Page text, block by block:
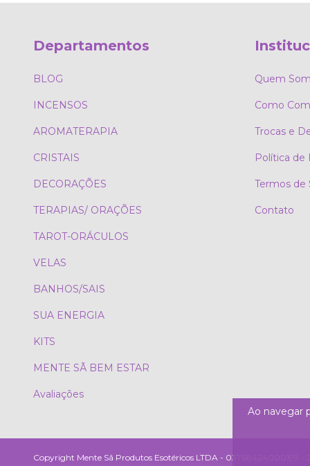
Ao navegar
Departamentos
BLOG
INCENSOS
AROMATERAPIA
CRISTAIS
DECORAÇÕES
TERAPIAS/ ORAÇÕES
TAROT-ORÁCULOS
VELAS
BANHOS/SAIS
SUA ENERGIA
KITS
MENTE SÃ BEM ESTAR
Avaliações
Quem
Como
Trocas e
Política de
Termos de
Contato
Copyright Mente Sã Produtos Esotéricos LTDA - 03768424000199 -